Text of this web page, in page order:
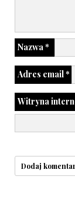
Nazwa*
Adres email*
Witryna